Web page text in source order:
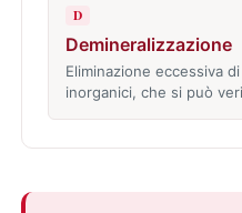
D
Demineralizzazione
Eliminazione eccessiva
inorganici, che si può